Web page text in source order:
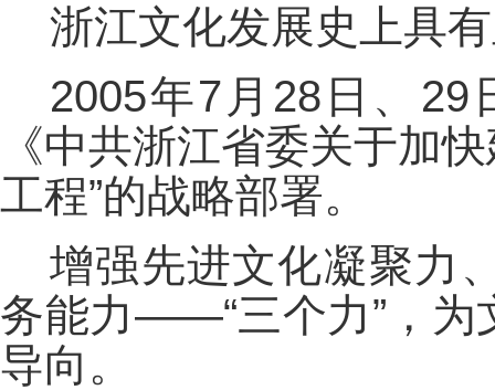
浙江文化发展史上具
2005年7月28日、
《中共浙江省委关于加
工程”的战略部署。
增强先进文化凝聚力
务能力——“三个力”，为
导向。